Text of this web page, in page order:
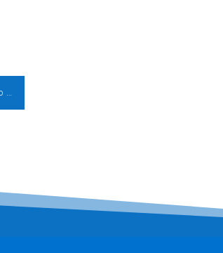
CPP del RDL 7/2026 (excelencia territorial, retorno beneficios a ciudadanos y ZAR) y el NTJ Maciñeira 400kV y propuesta de baremación de concursos de acceso (GT 29 de abril)